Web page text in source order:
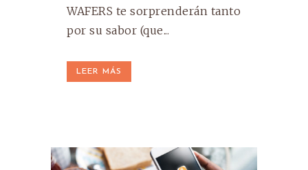
WAFERS te sorprenderán tanto
por su sabor (que...
LEER MÁS